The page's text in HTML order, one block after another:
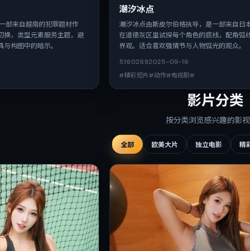
部来自越南的犯罪题材作
换，类型元素服务主题，避
构图中的暗示。
潮汐冰点
潮汐冰点由斯皮尔伯格执导，是一部来自日
在道德灰区里试探每个角色的底线，配角弧
界观。适合喜欢强情节与人物弧光的观众。
51602692025-09-16
#精彩短片#动作#电视剧#
影片分类
按分类浏览感兴趣的影
全部 欧美大片 独立电影 精